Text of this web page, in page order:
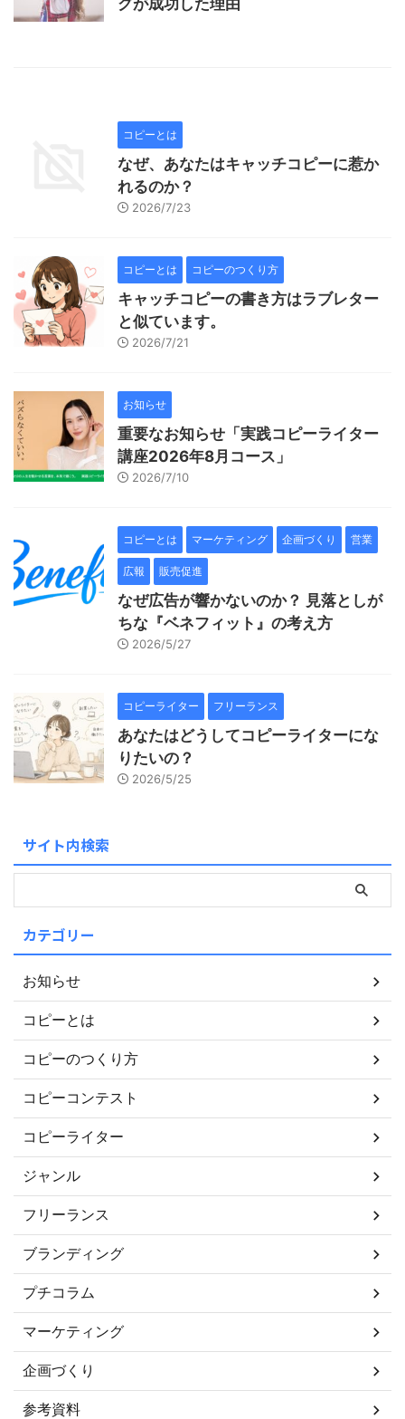
グが成功した理由
コピーとは
なぜ、あなたはキャッチコピーに惹か
れるのか？
2026/7/23
コピーとは コピーのつくり方
キャッチコピーの書き方はラブレター
と似ています。
2026/7/21
お知らせ
重要なお知らせ「実践コピーライター
講座2026年8月コース」
2026/7/10
コピーとは マーケティング 企画づくり 営業
広報 販売促進
なぜ広告が響かないのか？ 見落としが
ちな『ベネフィット』の考え方
2026/5/27
コピーライター フリーランス
あなたはどうしてコピーライターにな
りたいの？
2026/5/25
サイト内検索
カテゴリー
お知らせ
コピーとは
コピーのつくり方
コピーコンテスト
コピーライター
ジャンル
フリーランス
ブランディング
プチコラム
マーケティング
企画づくり
参考資料